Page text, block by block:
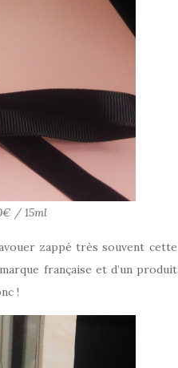
/ 15ml
zappé très souvent cette
française et d’un produit
!